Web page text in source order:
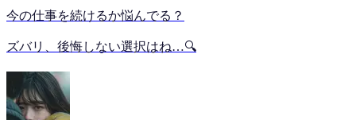
今の仕事を続けるか悩んでる？
ズバリ、後悔しない選択はね…🔍